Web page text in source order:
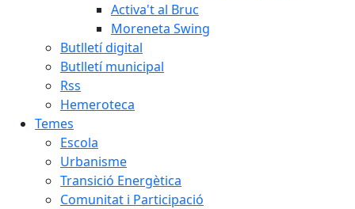
Activa't al Bruc
Moreneta Swing
Butlletí digital
Butlletí municipal
Rss
Hemeroteca
Temes
Escola
Urbanisme
Transició Energètica
Comunitat i Participació